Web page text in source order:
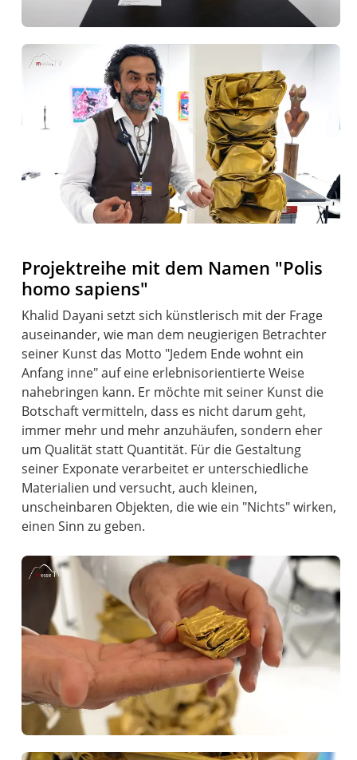
Projektreihe mit dem Namen "Polis
homo sapiens"
Khalid Dayani setzt sich künstlerisch mit der Frage
auseinander, wie man dem neugierigen Betrachter
seiner Kunst das Motto "Jedem Ende wohnt ein
Anfang inne" auf eine erlebnisorientierte Weise
nahebringen kann. Er möchte mit seiner Kunst die
Botschaft vermitteln, dass es nicht darum geht,
immer mehr und mehr anzuhäufen, sondern eher
um Qualität statt Quantität. Für die Gestaltung
seiner Exponate verarbeitet er unterschiedliche
Materialien und versucht, auch kleinen,
unscheinbaren Objekten, die wie ein "Nichts" wirken,
einen Sinn zu geben.